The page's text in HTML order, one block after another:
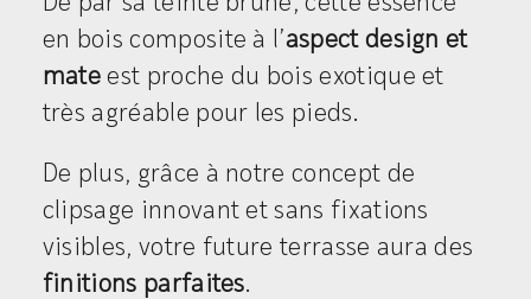
en bois composite à l’aspect design et
mate est proche du bois exotique et
très agréable pour les pieds.
De plus, grâce à notre concept de
clipsage innovant et sans fixations
visibles, votre future terrasse aura des
finitions parfaites.